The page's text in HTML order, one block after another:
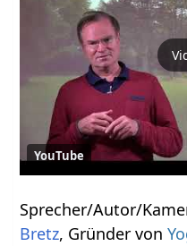
YouTube
Sprecher/Autor/
Bretz, Gründer von